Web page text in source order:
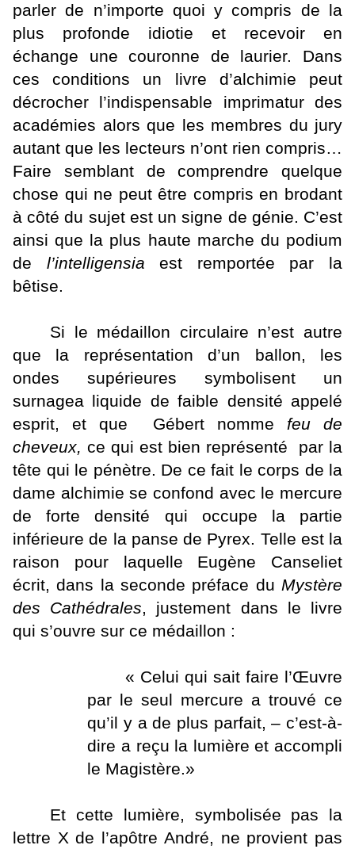
parler de n’importe quoi y compris de la
plus profonde idiotie et recevoir en
échange une couronne de laurier. Dans
ces conditions un livre d’alchimie peut
décrocher l’indispensable imprimatur des
académies alors que les membres du jury
autant que les lecteurs n’ont rien compris…
Faire semblant de comprendre quelque
chose qui ne peut être compris en brodant
à côté du sujet est un signe de génie. C’est
ainsi que la plus haute marche du podium
de l’intelligensia est remportée par la
bêtise.
Si le médaillon circulaire n’est autre
que la représentation d’un ballon, les
ondes supérieures symbolisent un
surnagea liquide de faible densité appelé
esprit, et que
Gébert nomme feu de
cheveux, ce qui est bien représenté
par la
tête qui le pénètre. De ce fait le corps de la
dame alchimie se confond avec le mercure
de forte densité qui occupe la partie
inférieure de la panse de Pyrex. Telle est la
raison pour laquelle Eugène Canseliet
écrit, dans la seconde préface du Mystère
des Cathédrales, justement dans le livre
qui s’ouvre sur ce médaillon :
« Celui qui sait faire l’Œuvre
par le seul mercure a trouvé ce
qu’il y a de plus parfait, – c’est-à-
dire a reçu la lumière et accompli
le Magistère.»
Et cette lumière, symbolisée pas la
lettre X de l’apôtre André, ne provient pas